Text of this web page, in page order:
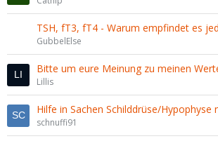
TSH, fT3, fT4 - Warum empfindet es
GubbelElse
Bitte um eure Meinung zu meinen
Lillis
Hilfe in Sachen Schilddrüse/Hypophyse
schnuffi91